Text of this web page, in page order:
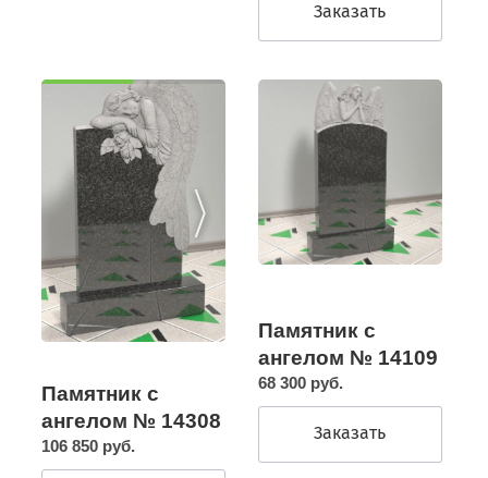
Заказать
Памятник с
ангелом № 14308
106 850 руб.
Памятник с
ангелом № 14109
68 300 руб.
Заказать